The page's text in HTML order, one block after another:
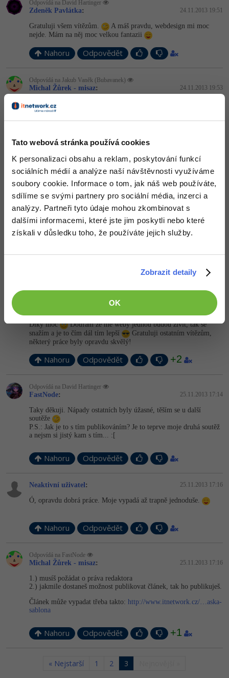
Tato webová stránka používá cookies
K personalizaci obsahu a reklam, poskytování funkcí
sociálních médií a analýze naší návštěvnosti využíváme
soubory cookie. Informace o tom, jak náš web používáte,
sdílíme se svými partnery pro sociální média, inzerci a
analýzy. Partneři tyto údaje mohou zkombinovat s
dalšími informacemi, které jste jim poskytli nebo které
získali v důsledku toho, že používáte jejich služby.
Zobrazit detaily
OK
Odpovídá na David Hartinger
Zdeněk Pavlátka: 24.11.2013 19:51
Gratuluji všem vítězům.
A máš pravdu, webdesign mi moc
nejde. Mám na něj moc velkou fantazii
Nahoru Odpovědět
Odpovídá na Jakub Vaněk (Bubavanek)
Michal Žůrek - misaz: 24.11.2013 19:53
tvůj browser nerozumí těm mírám vh a vw.
Odpovídá na David Hartinger
Neaktivní uživatel: 24.11.2013 19:57
Není to pes..
Nahoru Odpovědět +1
Odpovídá na David Hartinger
24.11.2013 19:59
tohle není pravá 403 jen jsem udělal kopii, klidně pošlu i kód
-3
24.11.2013 21:31
Díky moc
Doufám že mě weby jednou budou živit, tak se
snažím a je to čím dál tím lepší
Gratuluji ostatním vítězům,
některý práce byly opravdu skvělý!
Nahoru Odpovědět +2
Odpovídá na David Hartinger
FastNode: 25.11.2013 17:14
Taky děkuji. Nápady ostatních byly úžasné, těším se u další
soutěže
P.S.: Jak je to s tím publikováním? Je to teprve moje druhá soutěž
a nejsm si jistý kam s tím... :[
Nahoru Odpovědět
Neaktivní uživatel : 25.11.2013 17:16
Ó, opravdu dobrá práce. Moje vypadá až trapně jednoduše.
Nahoru Odpovědět
Odpovídá na FastNode
Michal Žůrek - misaz: 25.11.2013 17:16
1.) musíš požádat o práva redaktora
2.) jakmile dostaneš možnost publikovat článek, tak ho publikuješ.
Článek může vypadat třeba takto: http://www.itnetwork.cz/…aska-
sablona
Nahoru Odpovědět +1
« Nejstarší 1 2 3